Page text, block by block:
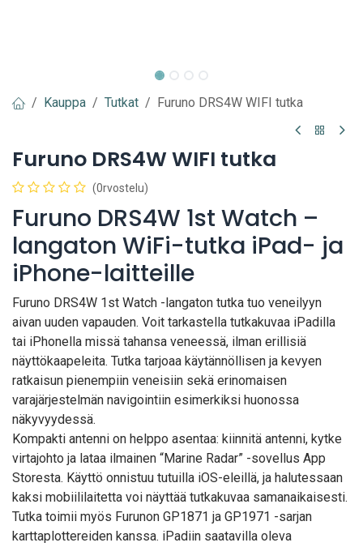
Kauppa Tutkat Furuno DRS4W WIFI tutka
Furuno DRS4W WIFI tutka
(0rvostelu)
Furuno DRS4W 1st Watch –
langaton WiFi-tutka iPad- ja
iPhone-laitteille
Furuno DRS4W 1st Watch -langaton tutka tuo veneilyyn
aivan uuden vapauden. Voit tarkastella tutkakuvaa iPadilla
tai iPhonella missä tahansa veneessä, ilman erillisiä
näyttökaapeleita. Tutka tarjoaa käytännöllisen ja kevyen
ratkaisun pienempiin veneisiin sekä erinomaisen
varajärjestelmän navigointiin esimerkiksi huonossa
näkyvyydessä.
Kompakti antenni on helppo asentaa: kiinnitä antenni, kytke
virtajohto ja lataa ilmainen “Marine Radar” -sovellus App
Storesta. Käyttö onnistuu tutuilla iOS-eleillä, ja halutessaan
kaksi mobiililaitetta voi näyttää tutkakuvaa samanaikaisesti.
Tutka toimii myös Furunon GP1871 ja GP1971 -sarjan
karttaplottereiden kanssa. iPadiin saatavilla oleva